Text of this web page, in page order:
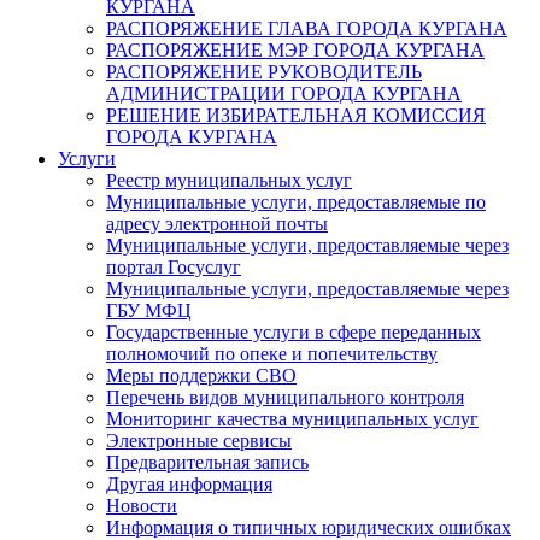
КУРГАНА
РАСПОРЯЖЕНИЕ ГЛАВА ГОРОДА КУРГАНА
РАСПОРЯЖЕНИЕ МЭР ГОРОДА КУРГАНА
РАСПОРЯЖЕНИЕ РУКОВОДИТЕЛЬ
АДМИНИСТРАЦИИ ГОРОДА КУРГАНА
РЕШЕНИЕ ИЗБИРАТЕЛЬНАЯ КОМИССИЯ
ГОРОДА КУРГАНА
Услуги
Реестр муниципальных услуг
Муниципальные услуги, предоставляемые по
адресу электронной почты
Муниципальные услуги, предоставляемые через
портал Госуслуг
Муниципальные услуги, предоставляемые через
ГБУ МФЦ
Государственные услуги в сфере переданных
полномочий по опеке и попечительству
Меры поддержки СВО
Перечень видов муниципального контроля
Мониторинг качества муниципальных услуг
Электронные сервисы
Предварительная запись
Другая информация
Новости
Информация о типичных юридических ошибках